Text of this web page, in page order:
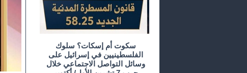
سكوت أم إسكات؟ سلوك
الفلسطينيين في إسرائيل على
وسائل التواصل الاجتماعي خلال